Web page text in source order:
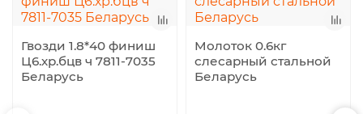
Гвозди 1.8*40 финиш
Ц6.хр.бцв ч 7811-7035
Беларусь
Молоток 0.6кг
слесарный стальной
Беларусь